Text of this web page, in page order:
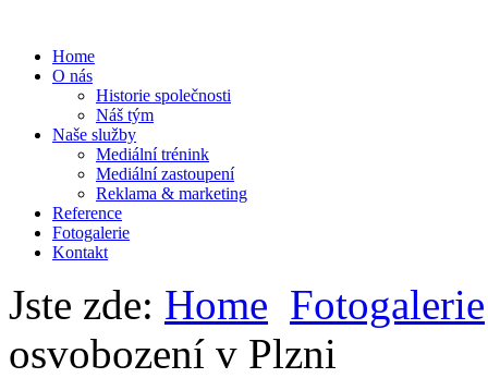
Home
O nás
Historie společnosti
Náš tým
Naše služby
Mediální trénink
Mediální zastoupení
Reklama & marketing
Reference
Fotogalerie
Kontakt
Jste zde: Home Fotogalerie
osvobození v Plzni